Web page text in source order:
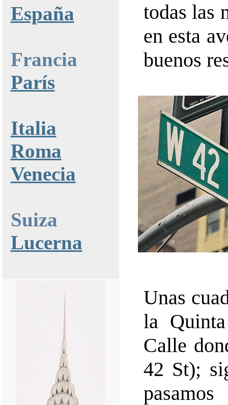
España
Francia
París
Italia
Roma
Venecia
Suiza
Lucerna
todas las
en esta
buenos
Unas
la
Calle
42 St);